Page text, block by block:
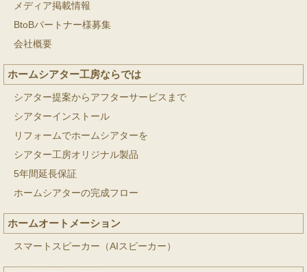
メディア掲載情報
BtoBパートナー様募集
会社概要
ホームシアター工房ならでは
シアター提案からアフターサービスまで
シアターインストール
リフォームでホームシアターを
シアター工房オリジナル製品
5年間延長保証
ホームシアターの完成フロー
ホームオートメーション
スマートスピーカー（AIスピーカー）